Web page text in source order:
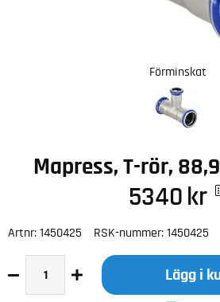
Förminskat
Mapress, T-rör,
5340 kr
Artnr: 1450425 RSK-nummer: 1450425
Lägg i